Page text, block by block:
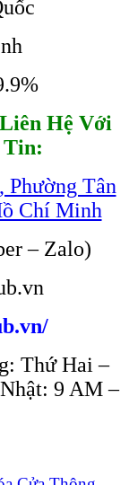
Hệ Với
Tin:
Phường Tân
Chí Minh
– Zalo)
Thứ Hai –
9 AM –